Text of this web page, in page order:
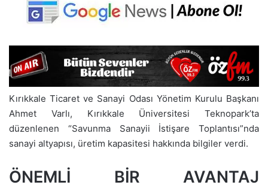
Kırıkkale Ticaret ve Sanayi Odası Yönetim Kurulu Başkanı
Ahmet Varlı, Kırıkkale Üniversitesi Teknopark’ta
düzenlenen “Savunma Sanayii İstişare Toplantısı”nda
sanayi altyapısı, üretim kapasitesi hakkında bilgiler verdi.
ÖNEMLİ BİR AVANTAJ